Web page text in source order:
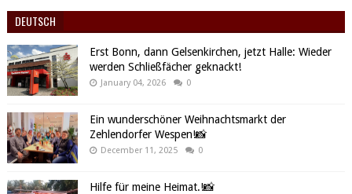
DEUTSCH
Erst Bonn, dann Gelsenkirchen, jetzt Halle: Wieder
werden Schließfächer geknackt!
January 04, 2026 0
Ein wunderschöner Weihnachtsmarkt der
Zehlendorfer Wespen!📸
December 11, 2025 0
Hilfe für meine Heimat.!📸